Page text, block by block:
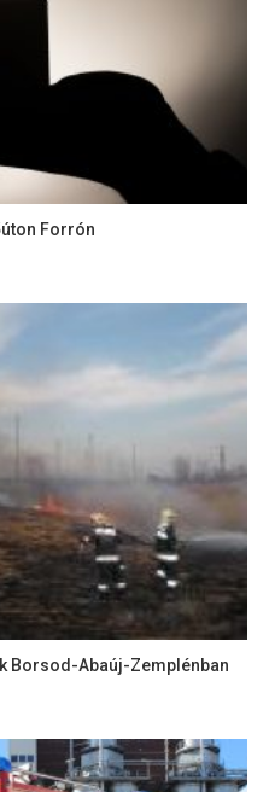
Forrón
Borsod-Abaúj-Zemplénban